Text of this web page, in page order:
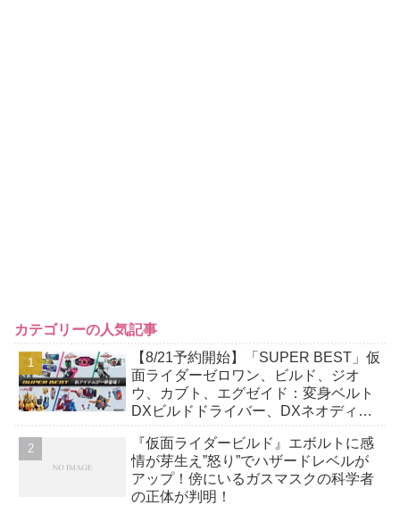
カテゴリーの人気記事
【8/21予約開始】「SUPER BEST」仮
面ライダーゼロワン、ビルド、ジオ
ウ、カブト、エグゼイド：変身ベルト
DXビルドドライバー、DXネオディケ
か12点！
『仮面ライダービルド』エボルトに感
情が芽生え”怒り”でハザードレベルが
アップ！傍にいるガスマスクの科学者
の正体が判明！